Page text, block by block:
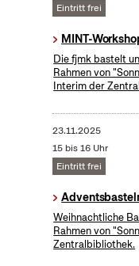
Eintritt frei
MINT-
Die fjmk bastelt
Rahmen von
Interim der
23.11.2025
15 bis 16 Uhr
Eintritt frei
Weihnachtliche
Rahmen von
Zentralbibliothek.